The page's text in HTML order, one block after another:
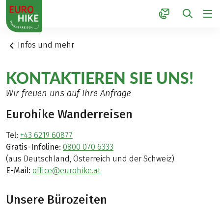
1
Infos und mehr
KONTAKTIEREN SIE UNS!
Wir freuen uns auf Ihre Anfrage
Eurohike Wanderreisen
Tel: +43 6219 60877
Gratis-Infoline: 0800 070 6333
(aus Deutschland, Österreich und der Schweiz)
E-Mail: office@eurohike.at
Unsere Bürozeiten